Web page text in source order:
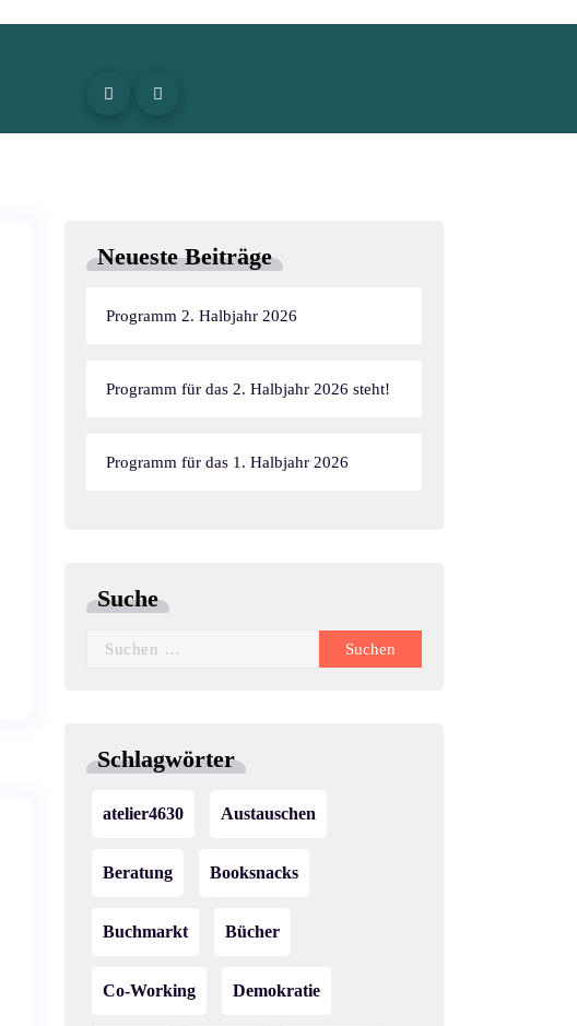
Neueste Beiträge
Programm 2. Halbjahr 2026
Programm für das 2. Halbjahr 2026 steht!
Programm für das 1. Halbjahr 2026
Suche
Suchen
Schlagwörter
atelier4630 Austauschen
Beratung Booksnacks
Buchmarkt Bücher
Co-Working Demokratie